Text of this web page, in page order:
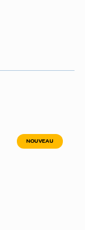
NOUVEAU